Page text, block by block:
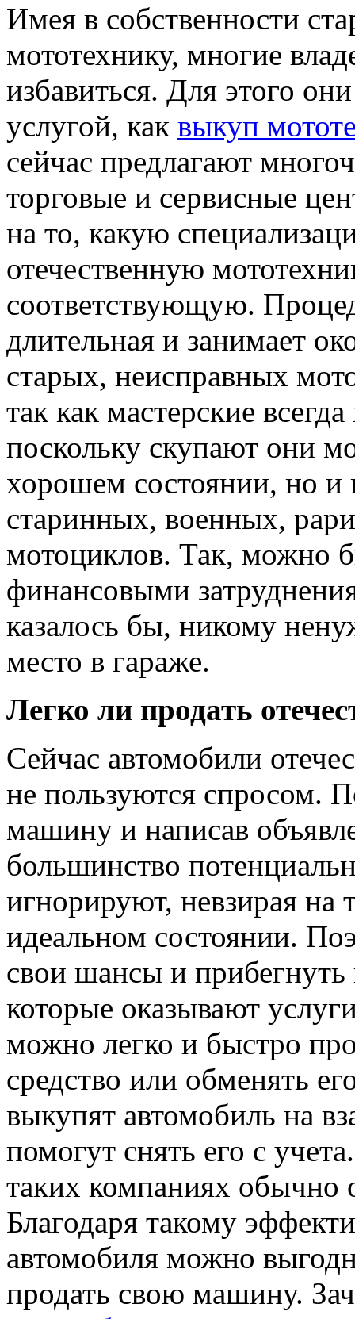
Имея в собственности
мототехнику, многие
избавиться. Для этого
услугой, как выкуп
сейчас предлагают
торговые и сервисные
на то, какую
отечественную
соответствующую.
длительная и занимает
старых, неисправных
так как мастерские
поскольку скупают они
хорошем состоянии, но и
старинных, военных,
мотоциклов. Так, можно
финансовыми
казалось бы, никому
место в гараже.
Легко ли продать
Сейчас автомобили
не пользуются спросом.
машину и написав
большинство
игнорируют, невзирая на
идеальном состоянии.
свои шансы и
которые оказывают
можно легко и быстро
средство или обменять
выкупят автомобиль на
помогут снять его с
таких компаниях обычно
Благодаря такому
автомобиля можно
продать свою машину.